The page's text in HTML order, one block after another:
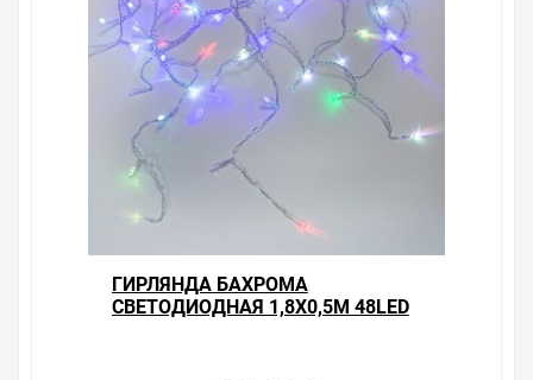
ГИРЛЯНДА БАХРОМА
СВЕТОДИОДНАЯ 1,8Х0,5М 48LED